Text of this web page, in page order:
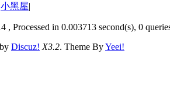
小黑屋|
, Processed in 0.003713 second(s), 0
Discuz! X3.2. Theme ByYeei!